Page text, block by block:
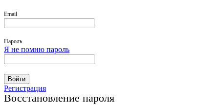
Email
Пароль
Я не помню пароль
Войти
Регистрация
Восстановление пароля